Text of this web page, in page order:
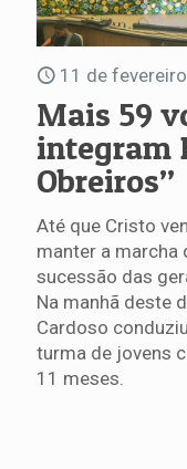
11 de
Mais 59
integram
Obreiros”
Até que Cristo
manter a marcha
sucessão das
Na manhã deste
Cardoso
turma de jovens
11 meses.